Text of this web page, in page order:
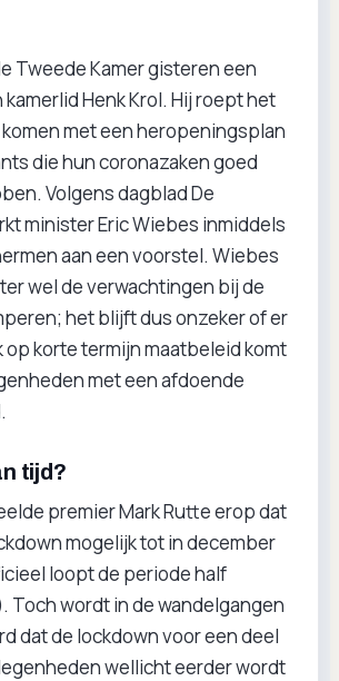
Tweede Kamer gisteren een
kamerlid Henk Krol. Hij roept het
met een heropeningsplan
die hun coronazaken goed
Volgens dagblad De
minister Eric Wiebes inmiddels
aan een voorstel. Wiebes
wel de verwachtingen bij de
het blijft dus onzeker of er
op korte termijn maatbeleid komt
met een afdoende
tijd?
premier Mark Rutte erop dat
mogelijk tot in december
loopt de periode half
Toch wordt in de wandelgangen
dat de lockdown voor een deel
wellicht eerder wordt